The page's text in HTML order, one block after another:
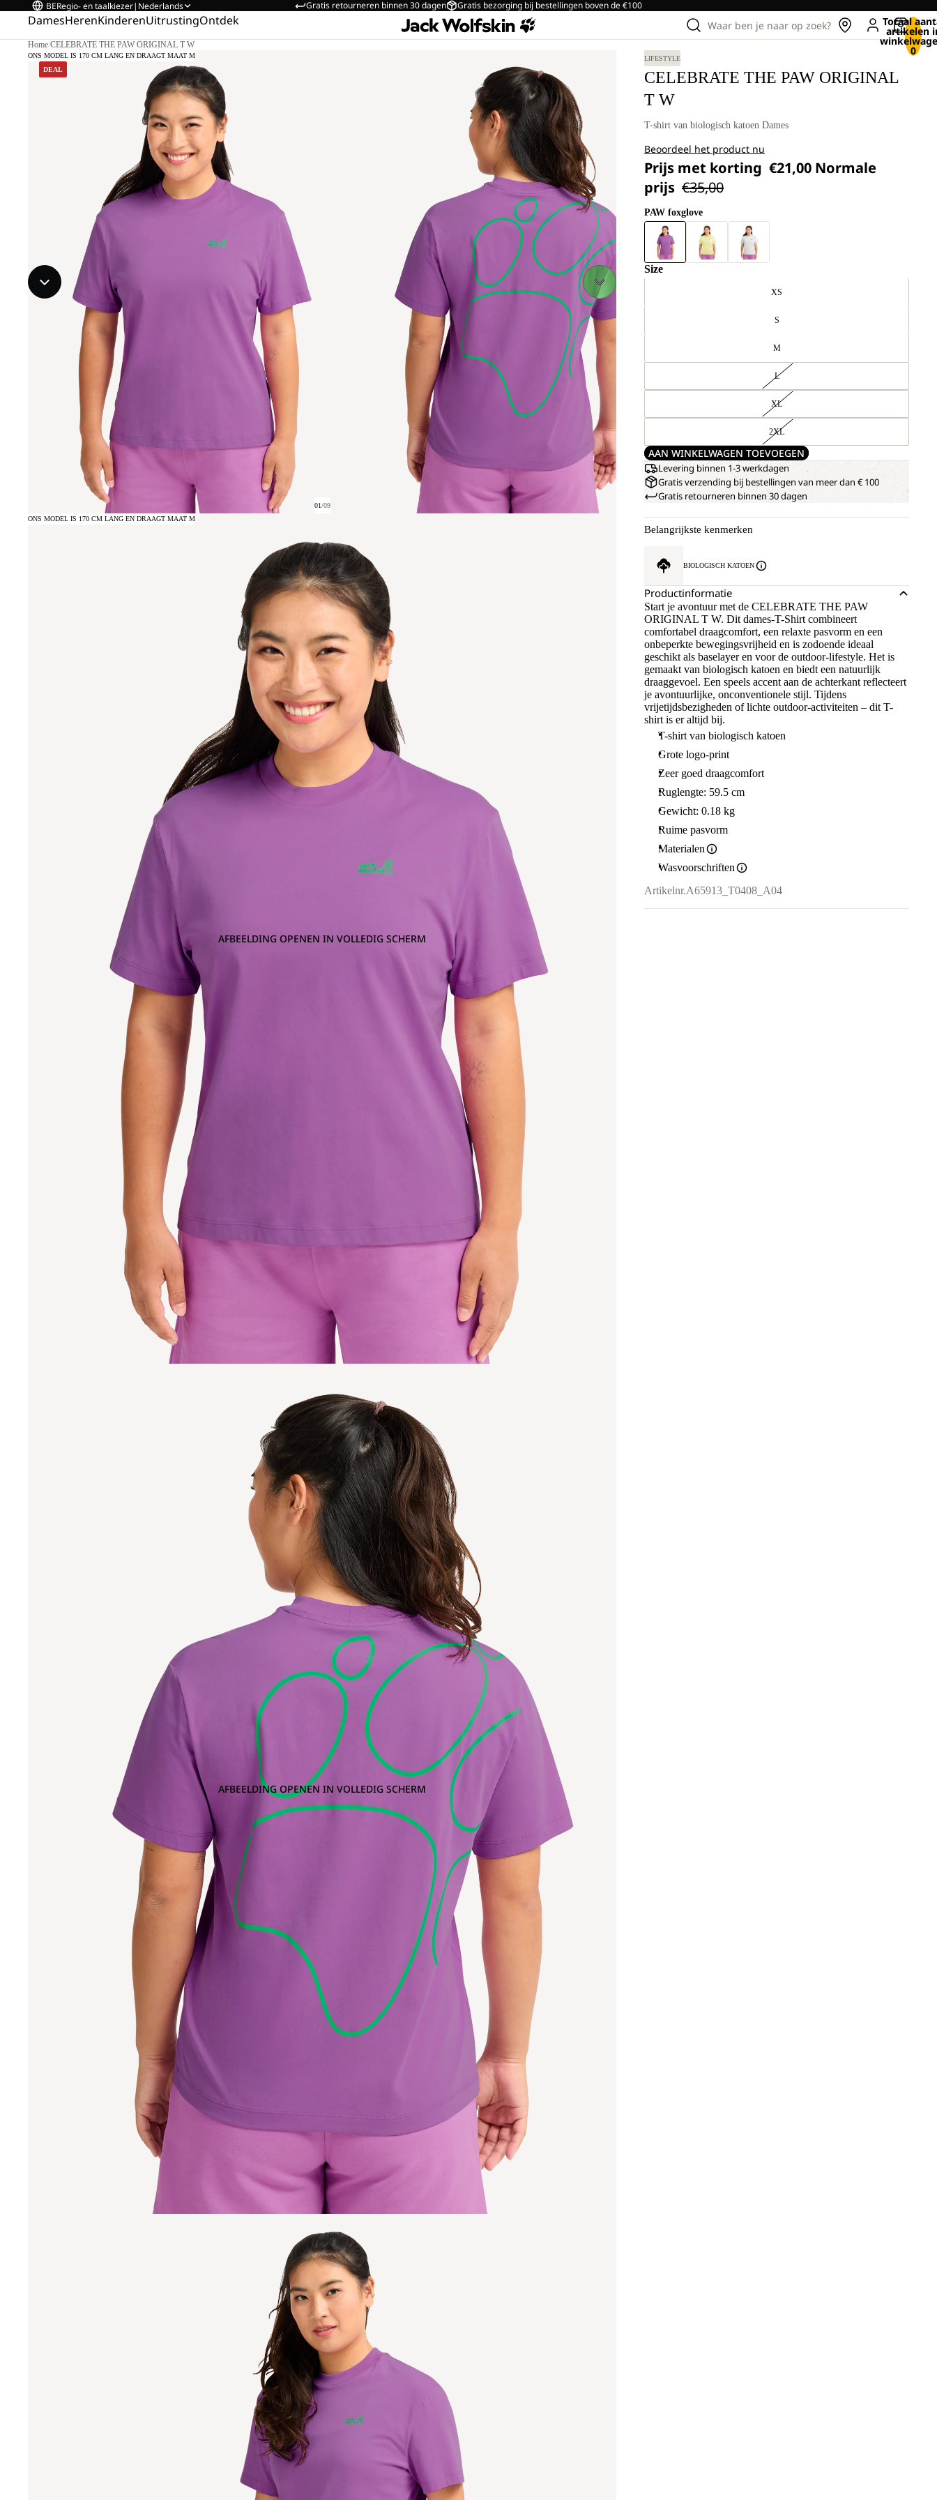
Gratis retourneren binnen 30 dagen Gratis bezorging bij bestellingen boven de €100
BERegio- en taalkiezer| Nederlands
DamesHerenKinderenUitrustingOntdek Waar ben je naar op zoek? Totaal
artikelen
0
Home/CELEBRATE THE PAW ORIGINAL T W
DEAL
ONS MODEL IS 170 CM LANG EN DRAAGT MAAT M
01/09
AFBEELDING OPENEN IN VOLLEDIG SCHERM
ONS MODEL IS 170 CM LANG EN DRAAGT MAAT M
AFBEELDING OPENEN IN VOLLEDIG SCHERM
LIFESTYLE
CELEBRATE THE PAW ORIGINAL
T W
T-shirt van biologisch katoen Dames
Beoordeel het product nu
Prijs met korting €21,00 Normale
prijs €35,00
PAW foxglove
Size
XS
S
M
L
XL
2XL
AAN WINKELWAGEN TOEVOEGEN
Levering binnen 1-3 werkdagen
Gratis verzending bij bestellingen van meer dan € 100
Gratis retourneren binnen 30 dagen
Belangrijkste kenmerken
BIOLOGISCH KATOEN
Productinformatie
Start je avontuur met de CELEBRATE THE PAW
ORIGINAL T W. Dit dames-T-Shirt combineert
comfortabel draagcomfort, een relaxte pasvorm en een
onbeperkte bewegingsvrijheid en is zodoende ideaal
geschikt als baselayer en voor de outdoor-lifestyle. Het is
gemaakt van biologisch katoen en biedt een natuurlijk
draaggevoel. Een speels accent aan de achterkant reflecteert
je avontuurlijke, onconventionele stijl. Tijdens
vrijetijdsbezigheden of lichte outdoor-activiteiten – dit T-
shirt is er altijd bij.
T-shirt van biologisch katoen
Grote logo-print
Zeer goed draagcomfort
Ruglengte: 59.5 cm
Gewicht: 0.18 kg
Ruime pasvorm
Materialen
Wasvoorschriften
Artikelnr.A65913_T0408_A04